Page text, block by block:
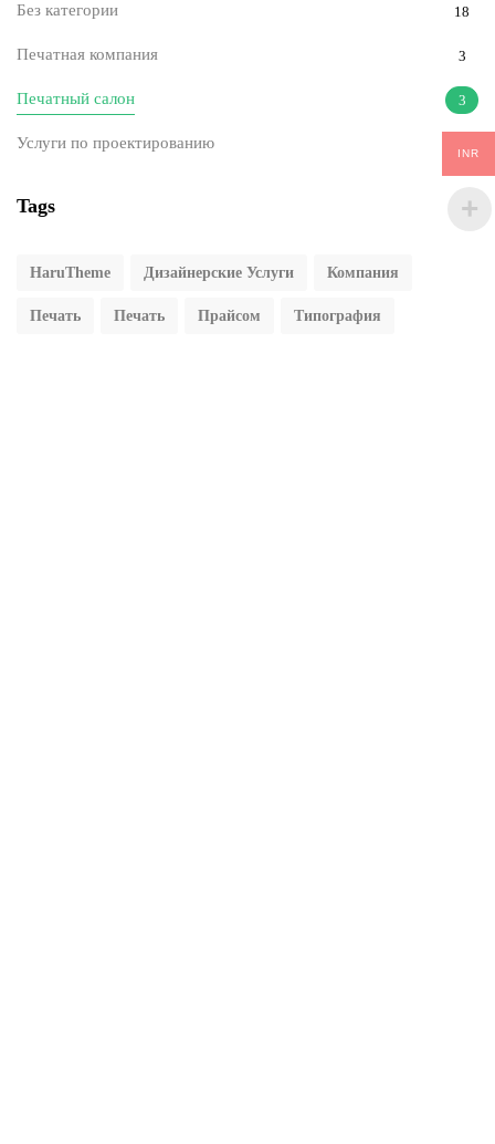
Без категории 18
Печатная компания 3
Печатный салон 3
Услуги по проектированию
Tags
HaruTheme Дизайнерские Услуги Компания
Печать Печать Прайсом Типография
INR